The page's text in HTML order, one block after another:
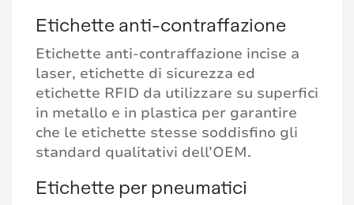
Etichette anti-contraffazione
Etichette anti-contraffazione incise a
laser, etichette di sicurezza ed
etichette RFID da utilizzare su superfici
in metallo e in plastica per garantire
che le etichette stesse soddisfino gli
standard qualitativi dell’OEM.
Etichette per pneumatici